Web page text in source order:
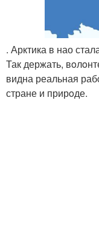
. Арктика в нао
Так держать,
видна реальная
стране и прирoде.